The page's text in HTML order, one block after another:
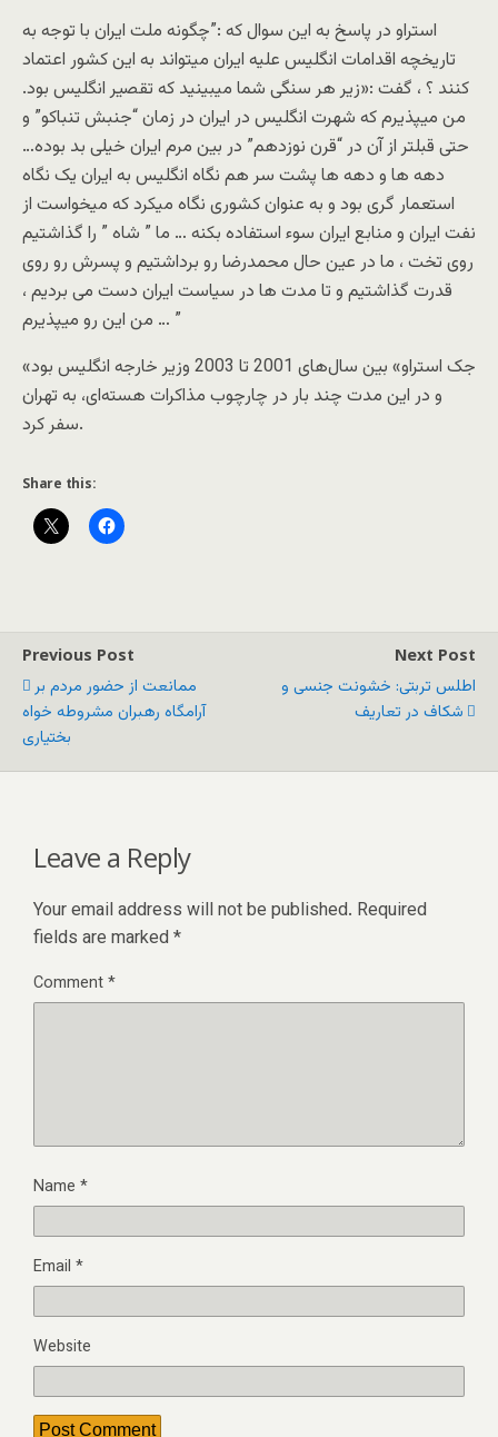
استراو در پاسخ به این سوال که :”چگونه ملت ایران با توجه به
تاریخچه اقدامات انگلیس علیه ایران میتواند به این کشور اعتماد
کنند ؟ ، گفت :«زیر هر سنگی شما میبینید که تقصیر انگلیس بود.
من میپذیرم که شهرت انگلیس در ایران در زمان “جنبش تنباکو” و
حتی قبلتر از آن در “قرن نوزدهم” در بین مرم ایران خیلی بد بوده…
دهه ها و دهه ها پشت سر هم نگاه انگلیس به ایران یک نگاه
استعمار گری بود و به عنوان کشوری نگاه میکرد که میخواست از
نفت ایران و منابع ایران سوء استفاده بکنه … ما ” شاه ” را گذاشتیم
روی تخت ، ما در عین حال محمدرضا رو برداشتیم و پسرش رو روی
قدرت گذاشتیم و تا مدت ها در سیاست ایران دست می بردیم ،
من این رو میپذیرم … ”
«جک استراو» بین سال‌های 2001 تا 2003 وزیر خارجه انگلیس بود
و در این مدت چند بار در چارچوب مذاکرات هسته‌ای، به تهران
سفر کرد.
Share this:
Previous Post
ممانعت از حضور مردم بر
آرامگاه رهبران مشروطه خواه
بختیاری
Next Post
اطلس تربتی: خشونت جنسی و
شکاف در تعاریف
Leave a Reply
Your email address will not be published. Required
fields are marked *
Comment*
Name *
Email *
Website